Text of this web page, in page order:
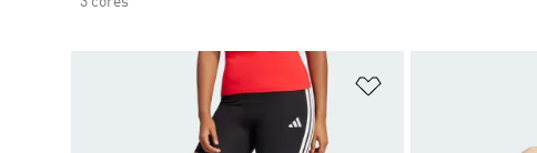
Adicionar à Lista